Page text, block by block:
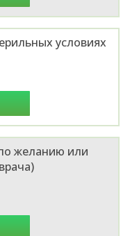
условиях
желанию или